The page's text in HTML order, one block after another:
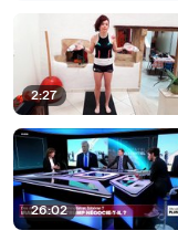
2:27
26:02